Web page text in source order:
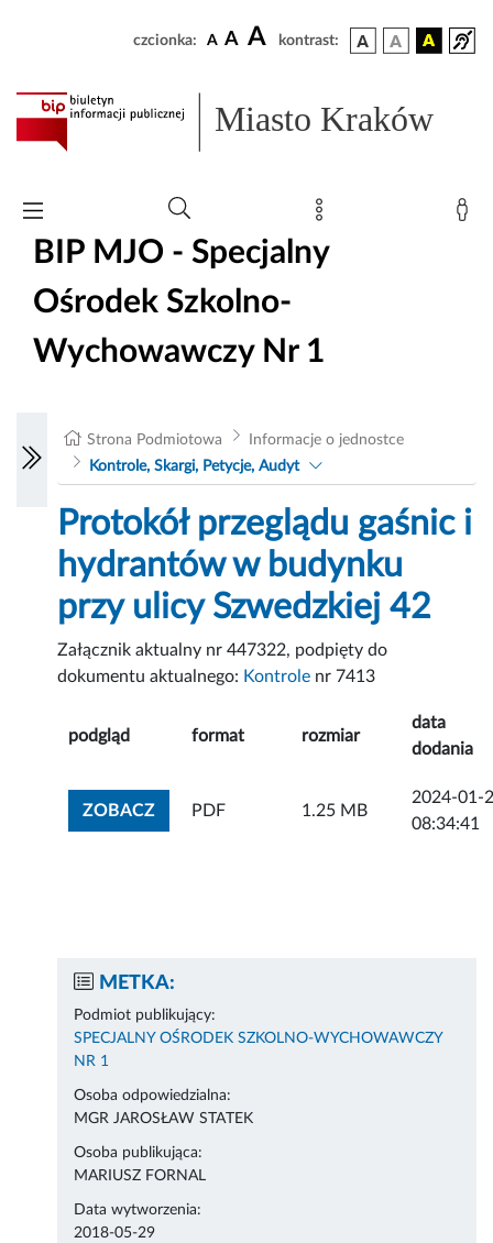
czcionka: A A A kontrast:
Miasto Kraków
BIP MJO - Specjalny
Ośrodek Szkolno-
Wychowawczy Nr 1
Strona Podmiotowa
Informacje o jednostce
Kontrole, Skargi, Petycje, Audyt
Protokół przeglądu gaśnic i
hydrantów w budynku
przy ulicy Szwedzkiej 42
Załącznik aktualny nr 447322, podpięty do
dokumentu aktualnego: Kontrole nr 7413
podgląd format rozmiar
data
dodania
ZOBACZZOBACZ ZAŁĄCZNIK
PDF 1.25 MB
2024-01-
08:34:41
METKA:
Podmiot publikujący:
SPECJALNY OŚRODEK SZKOLNO-WYCHOWAWCZY
NR 1
Osoba odpowiedzialna:
MGR JAROSŁAW STATEK
Osoba publikująca:
MARIUSZ FORNAL
Data wytworzenia:
2018-05-29